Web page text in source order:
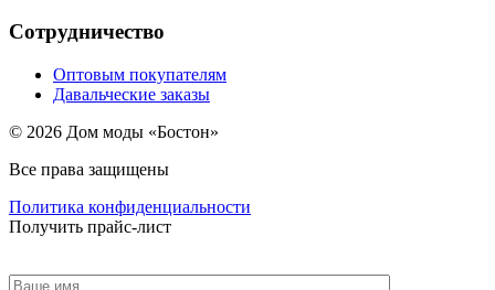
Сотрудничество
Оптовым покупателям
Давальческие заказы
© 2026 Дом моды «Бостон»
Все права защищены
Политика конфиденциальности
Получить прайс-лист